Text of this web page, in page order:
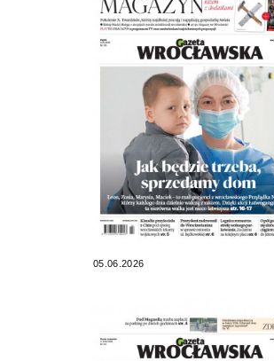
05.06.2026